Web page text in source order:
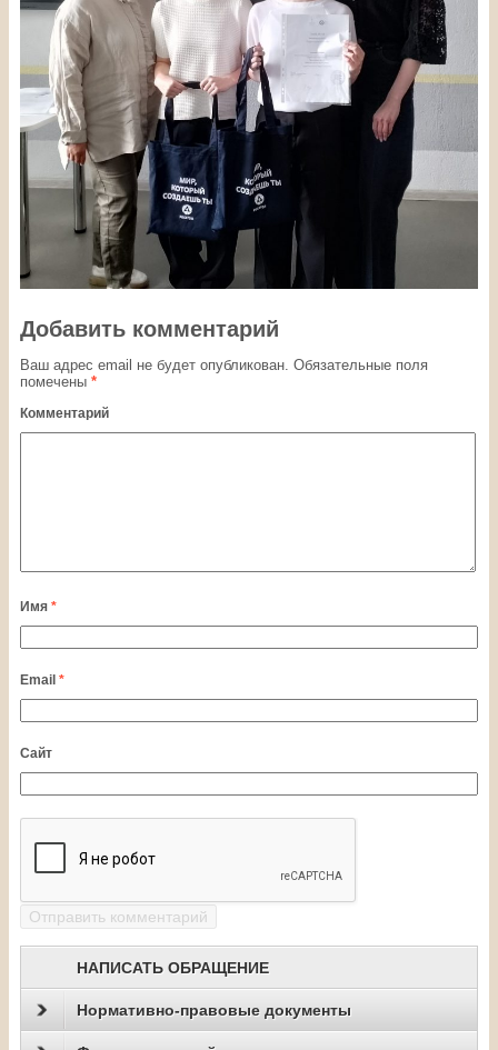
Добавить комментарий
Ваш адрес email не будет опубликован. Обязательные поля
помечены *
Комментарий
Имя *
Email *
Сайт
НАПИСАТЬ ОБРАЩЕНИЕ
Нормативно-правовые документы